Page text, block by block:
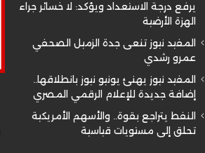
يرفع درجة الاستعداد ويؤكد: لا خسائر جراء
الهزة الأرضية
المفيد نيوز تنعى جدة الزميل الصحفي
عمرو رشدي
المفيد نيوز يهنئ يونيو نيوز بانطلاقها..
إضافة جديدة للإعلام الرقمي المصري
النفط يتراجع بقوة.. والأسهم الأمريكية
تحلق إلى مستويات قياسية